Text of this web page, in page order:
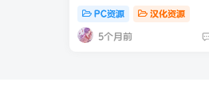
PC资源 汉化资源
5个月前